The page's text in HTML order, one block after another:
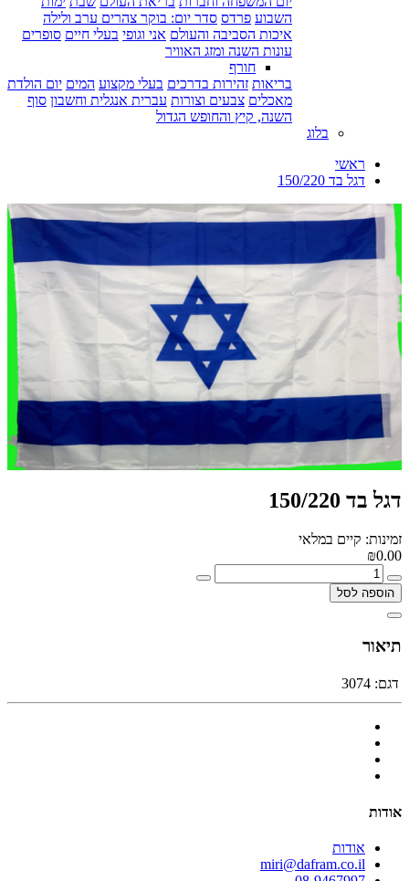
השבוע פרדס סדר יום: בוקר צהרים ערב ולילה
איכות הסביבה והעולם אני וגופי בעלי חיים סופרים
עונות השנה ומזג האוויר
חורף
בריאות זהירות בדרכים בעלי מקצוע המים יום הולדת
מאכלים צבעים וצורות עברית אנגלית וחשבון סוף
השנה, קיץ והחופש הגדול
בלוג
ראשי
דגל בד 150/220
דגל בד 150/220
זמינות: קיים במלאי
₪0.00
הוספה לסל
תיאור
דגם: 3074
אודות
אודות
miri@dafram.co.il